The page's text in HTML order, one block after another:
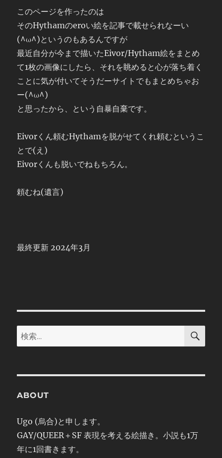
このページを作ったのは
そのHythamのeroい絵を記事で載せられなーい
(^ω^)というのもあるんですが
最近自分が今まで描いたEivor/Hytham絵をまとめ
て1枚の画像にしたら、それを眺めると心が落ち着く
ことに気が付いてそうだーサイトでもまとめちゃお
ー(^ω^)
と思ったから、という自暴自棄です。
Eivorくん頼むHythamを脱がせてくれ頼むというこ
とで(え)
Eivorくんも脱いでねもちろん。
頼むね(遺言)
最終更新 2024年3月
検
索:
検
ABOUT
Ugo (烏合)と申します。
GAY/QUEER＋SF 表現を考える絵描き。小説も1万
年に1回書きます。